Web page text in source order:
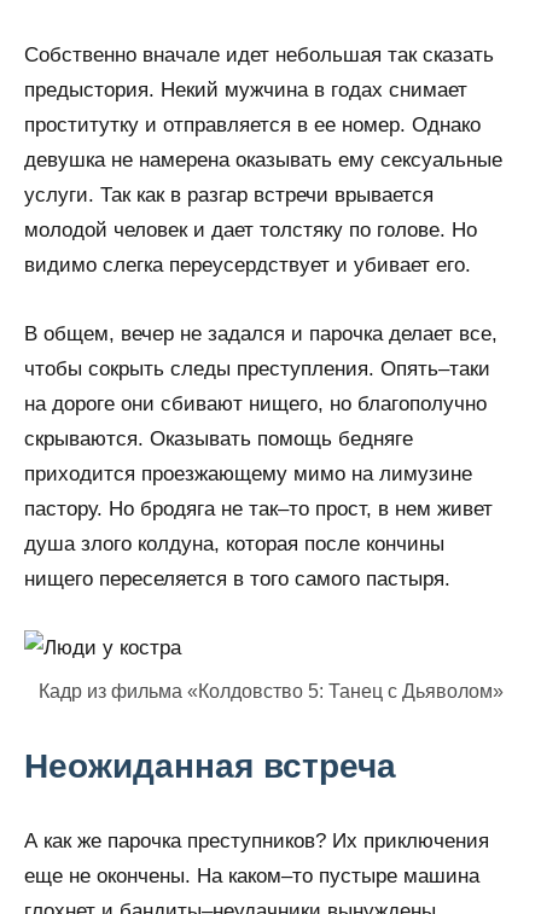
Собственно вначале идет небольшая так сказать
предыстория. Некий мужчина в годах снимает
проститутку и отправляется в ее номер. Однако
девушка не намерена оказывать ему сексуальные
услуги. Так как в разгар встречи врывается
молодой человек и дает толстяку по голове. Но
видимо слегка переусердствует и убивает его.
В общем, вечер не задался и парочка делает все,
чтобы сокрыть следы преступления. Опять–таки
на дороге они сбивают нищего, но благополучно
скрываются. Оказывать помощь бедняге
приходится проезжающему мимо на лимузине
пастору. Но бродяга не так–то прост, в нем живет
душа злого колдуна, которая после кончины
нищего переселяется в того самого пастыря.
Кадр из фильма «Колдовство 5: Танец с Дьяволом»
Неожиданная встреча
А как же парочка преступников? Их приключения
еще не окончены. На каком–то пустыре машина